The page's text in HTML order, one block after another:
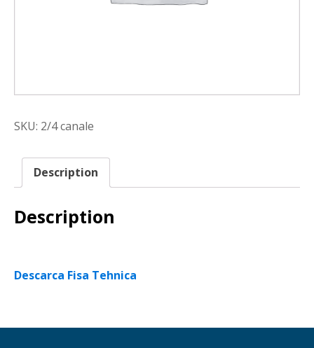
SKU: 2/4 canale
Description
Description
Descarca Fisa Tehnica